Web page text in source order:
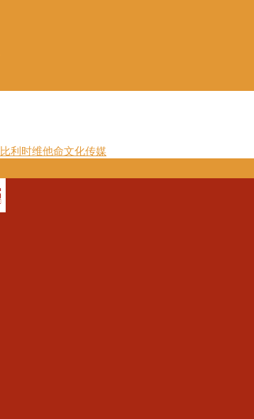
比利时维他命文化传媒